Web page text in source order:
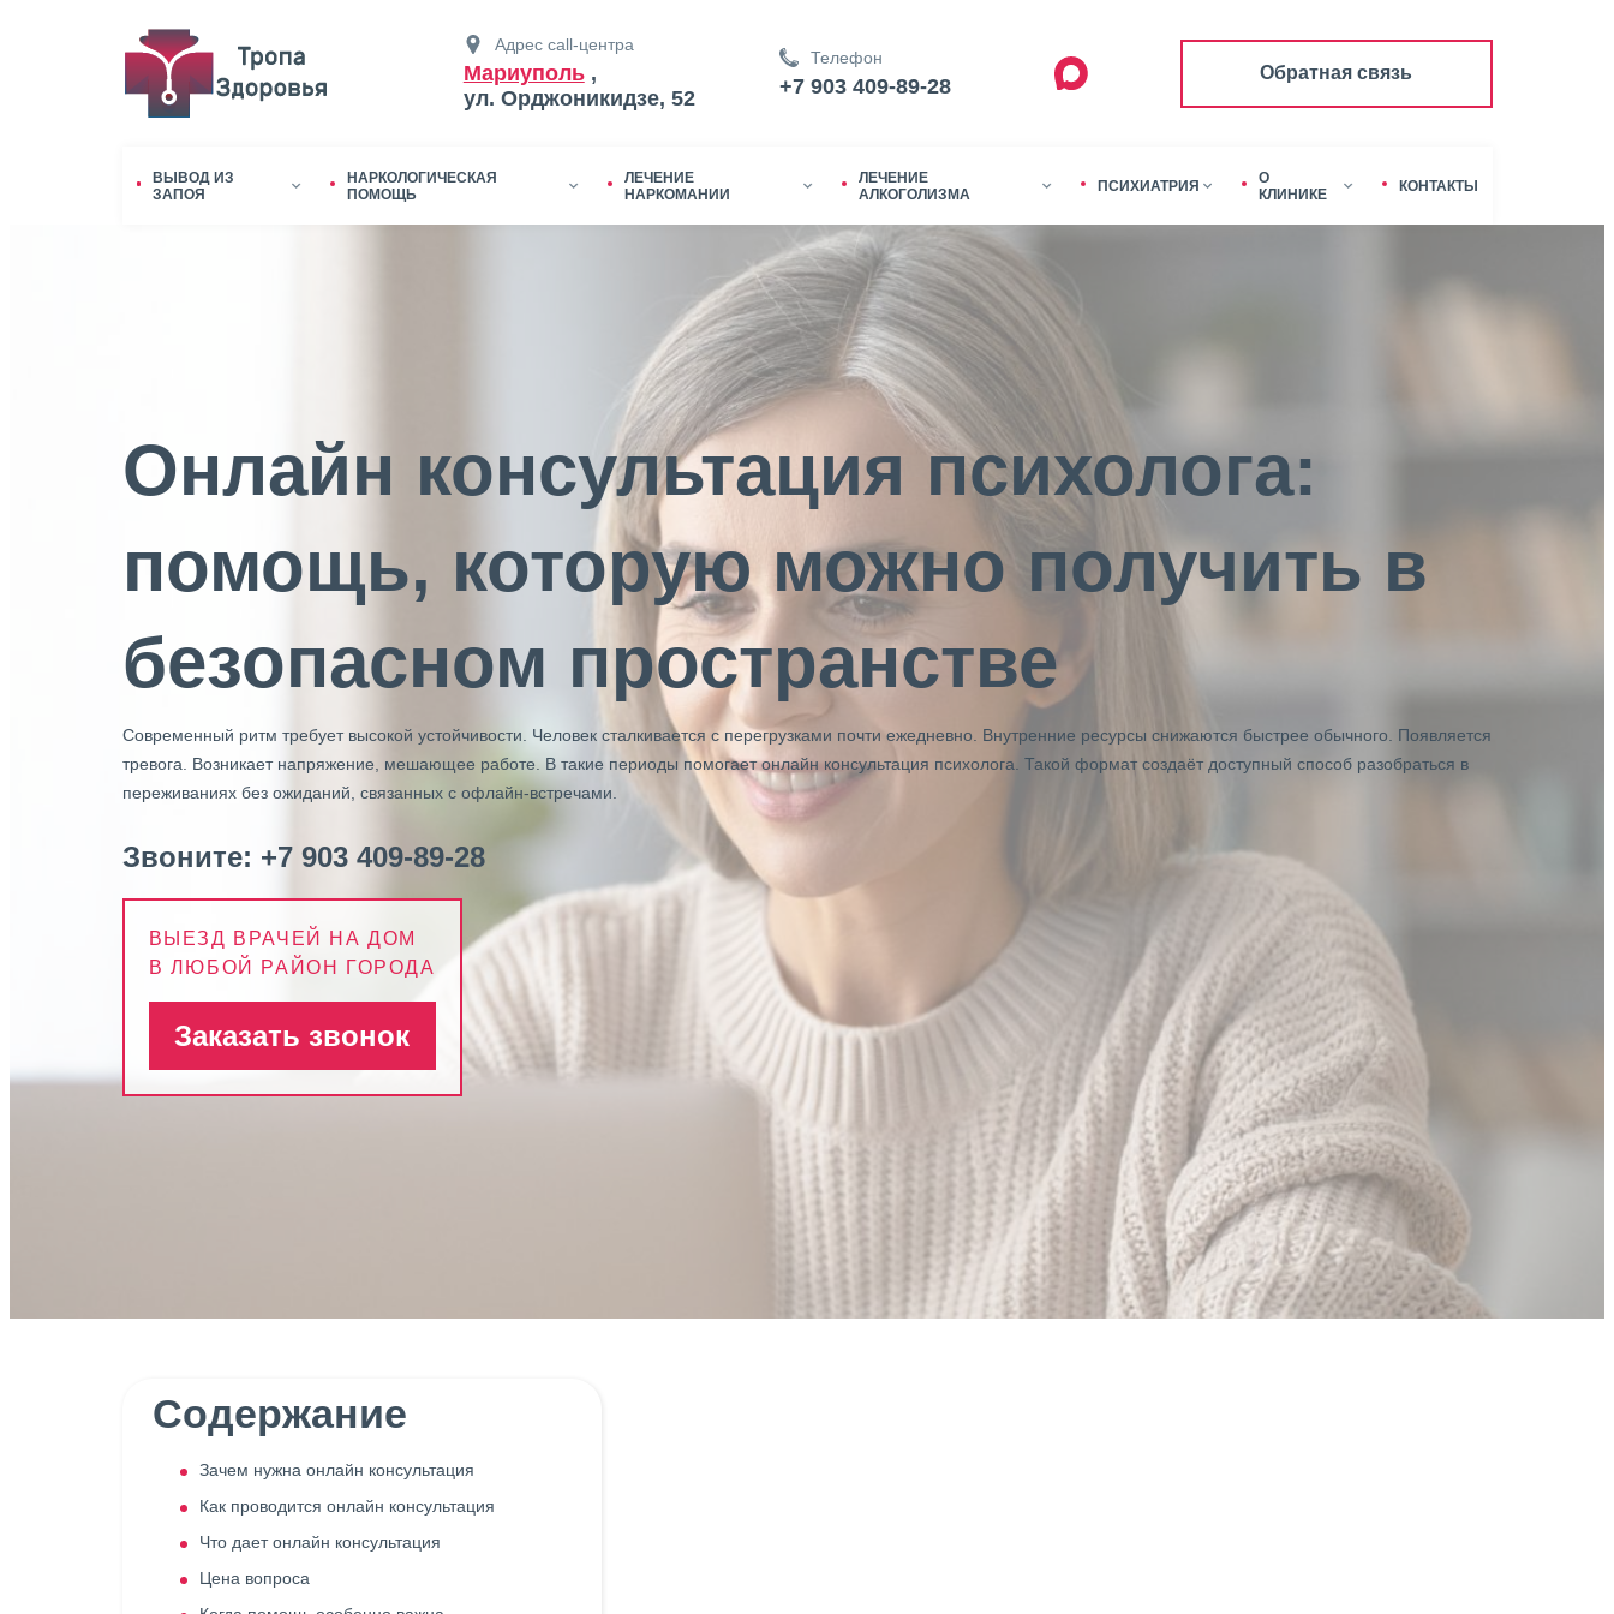
Адрес call-центра
Мариуполь,
ул. Орджоникидзе, 52
Телефон
+7 903 409-89-28
Обратная связь
ВЫВОД ИЗ
ЗАПОЯ
НАРКОЛОГИЧЕСКАЯ
ПОМОЩЬ
ЛЕЧЕНИЕ
НАРКОМАНИИ
ЛЕЧЕНИЕ
АЛКОГОЛИЗМА
ПСИХИАТРИЯ
О
КЛИНИКЕ
КОНТАКТЫ
Онлайн консультация психолога:
помощь, которую можно получить в
безопасном пространстве
Современный ритм требует высокой устойчивости. Человек сталкивается с перегрузками почти ежедневно. Внутренние ресурсы снижаются быстрее обычного. Появляется
тревога. Возникает напряжение, мешающее работе. В такие периоды помогает онлайн консультация психолога. Такой формат создаёт доступный способ разобраться в
переживаниях без ожиданий, связанных с офлайн-встречами.
Звоните: +7 903 409-89-28
ВЫЕЗД ВРАЧЕЙ НА ДОМ
В ЛЮБОЙ РАЙОН ГОРОДА
Заказать звонок
Содержание
Зачем нужна онлайн консультация
Как проводится онлайн консультация
Что дает онлайн консультация
Цена вопроса